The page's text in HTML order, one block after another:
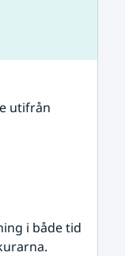
utifrån
i både tid